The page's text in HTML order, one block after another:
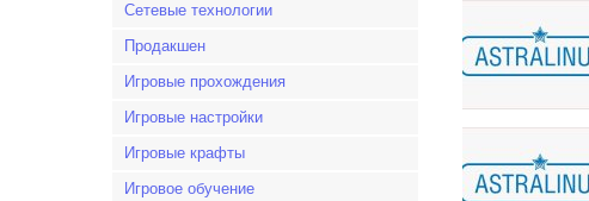
Сетевые технологии
Продакшен
Игровые прохождения
Игровые настройки
Игровые крафты
Игровое обучение